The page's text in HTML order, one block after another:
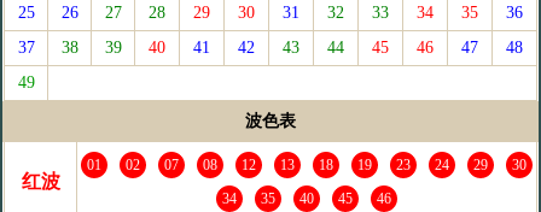
25
26 27 28 29 30 31 32 33 34 35
36
37
38 39 40 41 42 43 44 45 46 47
48
49
波色表
红波
01 02 07 08 12 13 18 19 23 24 29
30
34
35 40 45 46